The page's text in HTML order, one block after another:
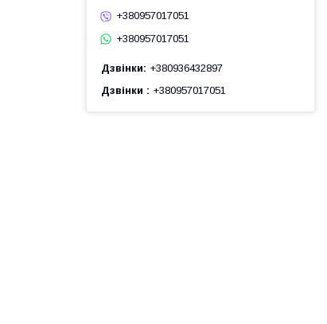
+380957017051
+380957017051
Дзвінки
+380936432897
Дзвінки
+380957017051